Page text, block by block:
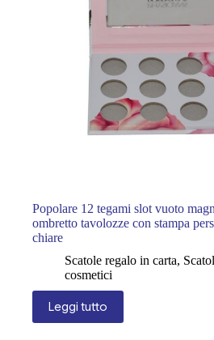
Popolare 12 tegami slot vuoto
ombretto tavolozze con stampa
chiare
Scatole regalo in carta,
cosmetici
Leggi tutto